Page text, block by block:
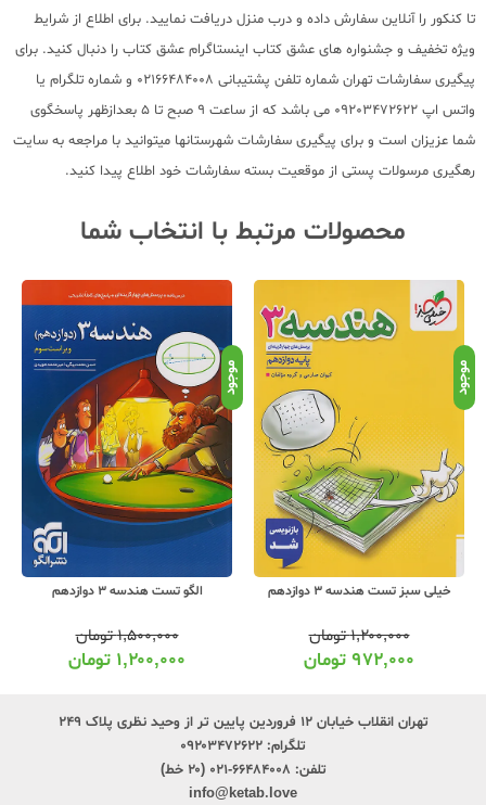
تا کنکور را آنلاین سفارش داده و درب منزل دریافت نمایید. برای اطلاع از شرایط
ویژه تخفیف و جشنواره های عشق کتاب اینستاگرام عشق کتاب را دنبال کنید. برای
پیگیری سفارشات تهران شماره تلفن پشتیبانی 02166484008 و شماره تلگرام یا
واتس اپ 09203472622 می باشد که از ساعت 9 صبح تا 5 بعدازظهر پاسخگوی
شما عزیزان است و برای پیگیری سفارشات شهرستانها میتوانید با مراجعه به سایت
رهگیری مرسولات پستی از موقعیت بسته سفارشات خود اطلاع پیدا کنید.
محصولات مرتبط با انتخاب شما
موجود
خیلی سبز تست هندسه 3 دوازدهم
۱,۲۰۰,۰۰۰تومان
۹۷۲,۰۰۰ تومان
موجود
الگو تست هندسه 3 دوازدهم
۱,۵۰۰,۰۰۰تومان
۱,۲۰۰,۰۰۰ تومان
تهران انقلاب خیابان ۱۲ فروردین پایین تر از وحید نظری پلاک ۲۴۹
تلگرام: ۰۹۲۰۳۴۷۲۶۲۲
تلفن: ۶۶۴۸۴۰۰۸-۰۲۱ (۲۰ خط)
info@ketab.love